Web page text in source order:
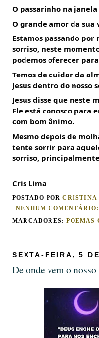
O passarinho na
O grande amor da
Estamos passando
sorriso, neste
podemos oferecer
Temos de cuidar da
Jesus dentro do nosso
Jesus disse que neste
Ele está conosco para
com bom ânimo.
Mesmo depois de
tente sorrir para
sorriso,
Cris Lima
POSTADO PORCRISTINA
NENHUM COMENTÁRIO:
MARCADORES:POEMAS
SEXTA-FEIRA, 5
De onde vem o